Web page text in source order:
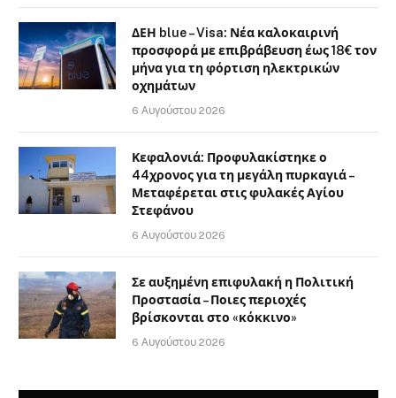
ΔΕΗ blue – Visa: Νέα καλοκαιρινή
προσφορά με επιβράβευση έως 18€ τον
μήνα για τη φόρτιση ηλεκτρικών
οχημάτων
6 Αυγούστου 2026
Κεφαλονιά: Προφυλακίστηκε ο
44χρονος για τη μεγάλη πυρκαγιά –
Μεταφέρεται στις φυλακές Αγίου
Στεφάνου
6 Αυγούστου 2026
Σε αυξημένη επιφυλακή η Πολιτική
Προστασία – Ποιες περιοχές
βρίσκονται στο «κόκκινο»
6 Αυγούστου 2026